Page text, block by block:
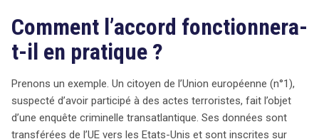
Comment l’accord fonctionnera-
t-il en pratique ?
Prenons un exemple. Un citoyen de l’Union européenne (n°1),
suspecté d’avoir participé à des actes terroristes, fait l’objet
d’une enquête criminelle transatlantique. Ses données sont
transférées de l’UE vers les Etats-Unis et sont inscrites sur